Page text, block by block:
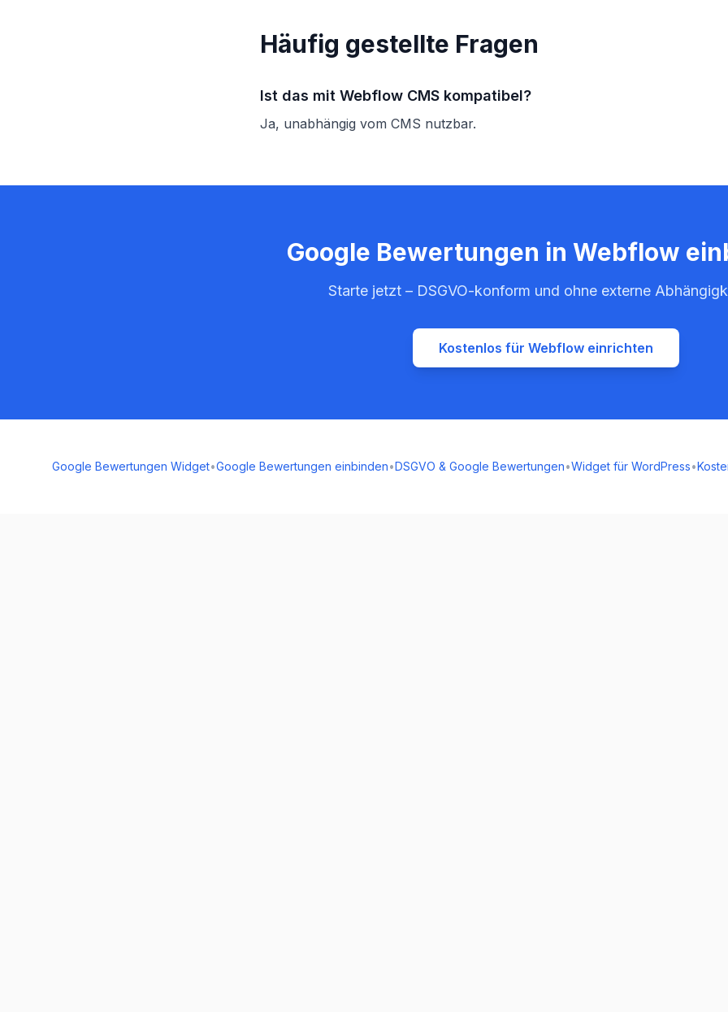
Häufig gestellte Fragen
Ist das mit Webflow CMS kompatibel?
Ja, unabhängig vom CMS nutzbar.
Google Bewertungen in Webflow
Starte jetzt – DSGVO-konform und ohne externe
Kostenlos für Webflow einrichten
Google Bewertungen Widget•Google Bewertungen einbinden•DSGVO & Google Bewertungen•Widget für WordPress•